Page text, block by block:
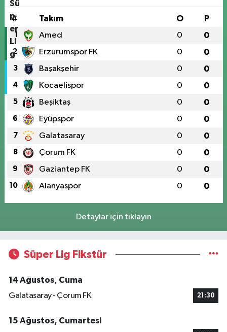
# Takım O P
1 Amed 0 0
2 Erzurumspor FK 0 0
3 Başakşehir 0 0
4 Kocaelispor 0 0
5 Beşiktaş 0 0
6 Eyüpspor 0 0
7 Galatasaray 0 0
8 Çorum FK 0 0
9 Gaziantep FK 0 0
10 Alanyaspor 0 0
Detaylar için tıklayın
Süper Lig Fikstür
14 Ağustos, Cuma
Galatasaray - Çorum FK
21:30
15 Ağustos, Cumartesi